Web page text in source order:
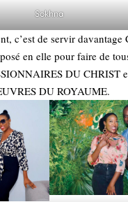
Sokhna
c’est de servir davantage
en elle pour faire de
DU CHRIST
DU ROYAUME.